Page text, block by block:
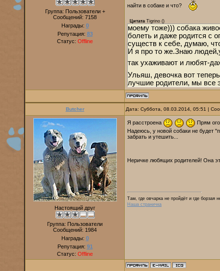
Группа: Пользователи +
Сообщений: 7158
Награды: 0
Репутация: 83
Статус: Offline
найти в собаке и что?
Цитата Tigrino ()
моему тоже))) собака
болеть и даже родится с
существ к себе, думаю,
И я про то же.Знаю
так ухаживают и любят-
Ульяш, девочка вот
лучшие родители, мы все
Butcher Дата: Суббота, 08.03.2014, 05:51 |
Настоящий друг
Группа: Пользователи
Сообщений: 1984
Награды: 0
Репутация: 91
Статус: Offline
Я расстроена
Прям
Надеюсь, у новой собаки не будет
забрать и утешить...
Неричке любящих родителей! Она
Там, где овчарка не пройдёт и где борзая
Наша страничка